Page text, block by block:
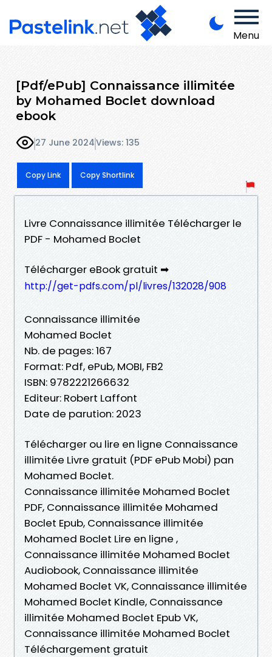
Menu
[Pdf/ePub] Connaissance illimitée
by Mohamed Boclet download
ebook
27 June 2024Views: 135
Copy Link Copy Shortlink
Livre Connaissance illimitée Télécharger le
PDF - Mohamed Boclet
Télécharger eBook gratuit ➡
http://get-pdfs.com/pl/livres/132028/908
Connaissance illimitée
Mohamed Boclet
Nb. de pages: 167
Format: Pdf, ePub, MOBI, FB2
ISBN: 9782221266632
Editeur: Robert Laffont
Date de parution: 2023
Télécharger ou lire en ligne Connaissance
illimitée Livre gratuit (PDF ePub Mobi) pan
Mohamed Boclet.
Connaissance illimitée Mohamed Boclet
PDF, Connaissance illimitée Mohamed
Boclet Epub, Connaissance illimitée
Mohamed Boclet Lire en ligne ,
Connaissance illimitée Mohamed Boclet
Audiobook, Connaissance illimitée
Mohamed Boclet VK, Connaissance illimitée
Mohamed Boclet Kindle, Connaissance
illimitée Mohamed Boclet Epub VK,
Connaissance illimitée Mohamed Boclet
Téléchargement gratuit